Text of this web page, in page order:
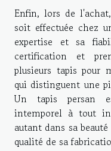
Enfin, lors de
soit effectuée chez
expertise et sa
certification et
plusieurs tapis pour
qui distinguent une
Un tapis persan
intemporel à tout
autant dans sa
qualité de sa